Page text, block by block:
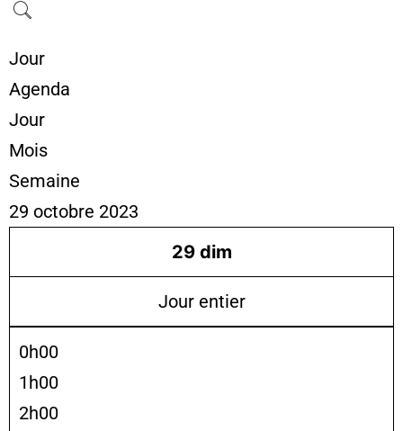
Jour
Agenda
Jour
Mois
Semaine
29 octobre 2023
29 dim
Jour entier
0h00
1h00
2h00